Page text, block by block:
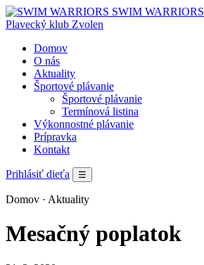
SWIM WARRIORS
Plavecký klub Zvolen
Domov
O nás
Aktuality
Športové plávanie
Športové plávanie
Termínová listina
Výkonnostné plávanie
Prípravka
Kontakt
Prihlásiť dieťa ☰
Domov · Aktuality
Mesačný poplatok